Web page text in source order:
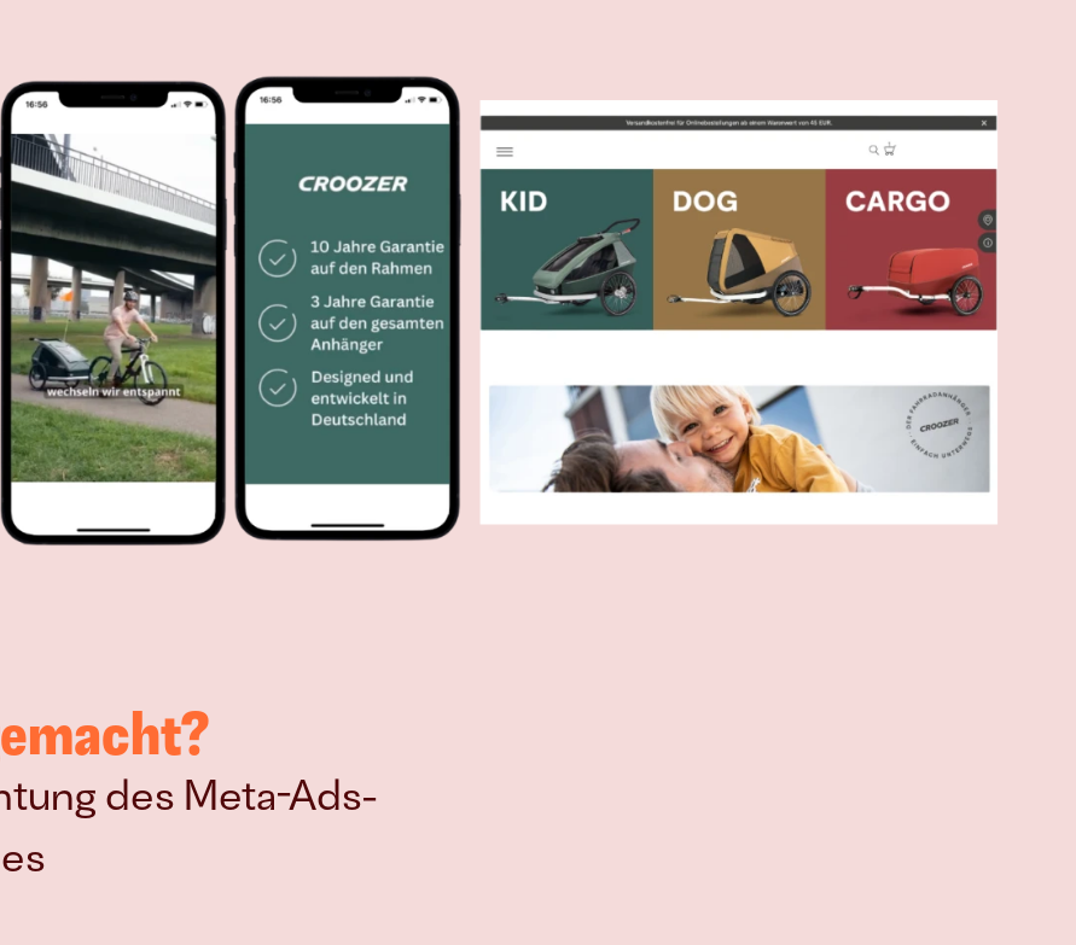
des Meta-Ads-